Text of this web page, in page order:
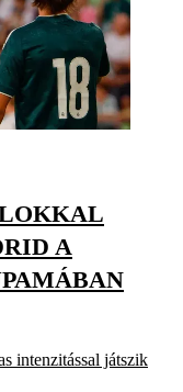
A
intenzitással játszik